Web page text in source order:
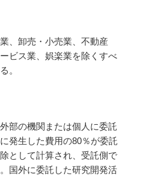
、卸売・小売業、不動産
ビス業、娯楽業を除くすべ
。
部の機関または個人に委託
発生した費用の80％が委託
として計算され、受託側で
国外に委託した研究開発活